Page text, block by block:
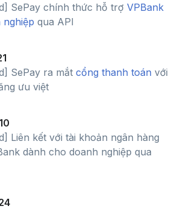
SePay chính thức hỗ trợ VPBank
nghiệp qua API
SePay ra mắt cổng thanh toán với
ưu việt
Liên kết với tài khoản ngân hàng
dành cho doanh nghiệp qua